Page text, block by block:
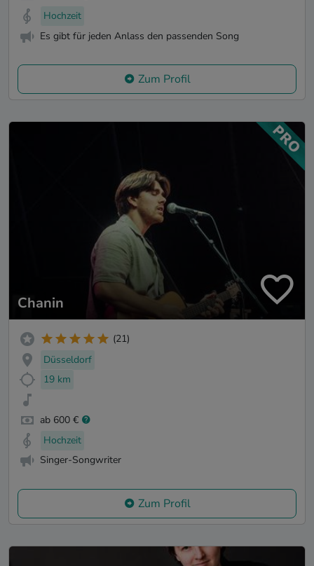
Hochzeit
Es gibt für jeden Anlass den passenden Song
Zum Profil
Chanin
(21)
Düsseldorf
19 km
ab 600 €
Hochzeit
Singer-Songwriter
Zum Profil